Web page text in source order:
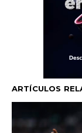
ARTÍCULOS